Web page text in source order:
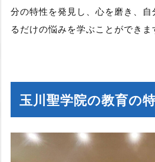
分の特性を発見し、心を磨き、
るだけの悩みを学ぶことができま
玉川聖学院の教育の